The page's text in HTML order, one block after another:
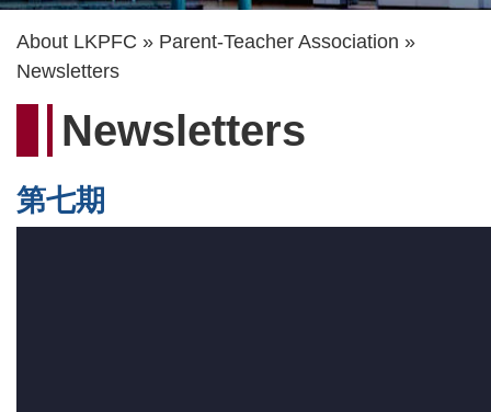
Breadcrumb
About LKPFC
Parent-Teacher Association
Newsletters
Newsletters
第七期